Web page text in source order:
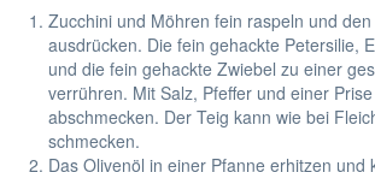
Zucchini und Möhren fein raspeln und
ausdrücken. Die fein gehackte Petersilie,
und die fein gehackte Zwiebel zu einer
verrühren. Mit Salz, Pfeffer und einer
abschmecken. Der Teig kann wie bei
schmecken.
Das Olivenöl in einer Pfanne erhitzen und